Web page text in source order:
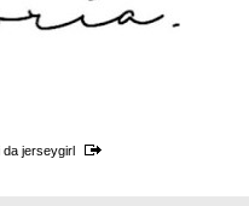
da jerseygirl